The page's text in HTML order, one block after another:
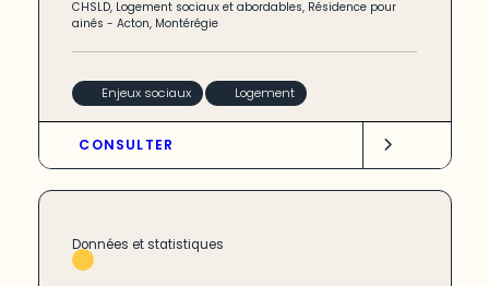
CHSLD, Logement sociaux et abordables, Résidence pour
ainés -Acton, Montérégie
Enjeux sociaux Logement
CONSULTER
Données et statistiques